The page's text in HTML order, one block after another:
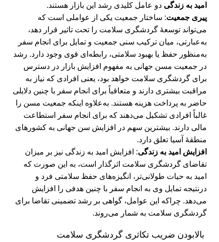
امید به زندگی دو عامل کلیدی رشد این بازار هستند.
پیری جمعیت: ساختار جمعیت یکی از عواملی است که
می‌تواند توسعۀ گردشگری سلامت را تحت تاثیر قرار دهد،
به‌عبارتی، میان ترکیب سنی جمعیت و تمایل برای انجام سفر
به‌منظور حفظ یا بهبود سلامتی، رابطه‌ای قوی وجود دارد. رشد
در جمعیت مسن جهانی به مفهوم افزایش بازار در دسترس
برای گردشگری سلامت خواهد بود، یعنی افرادی که نیاز به
مراقبت بیشتری دارند و متعاقباً برای انجام سفر با چنین دلایلی
حاضر به پرداخت هزینه هستند. به‌علاوه اینکه جمعیت مسن را
غالباً افرادی تشکیل می‌دهند که برای انجام سفر استطاعت
مالی دارند. بیشترین سهم در افزایش سن جهانی به کشورهای
منطقۀ آسیا تعلق دارد.
افزایش امید به زندگی: افزایش امید به زندگی نیز بر میزان
تقاضای گردشگری سلامت اثرگذار است، به این صورت که
امید به حیات طولانی‌تر، انگیزه‌های حفظ سلامتی فرد و
درنتیجه تمایل وی به انجام سفر با چنین هدفی را افزایش
می‌دهد. چراکه این عوامل، گواهی بر رشد تضمینی تقاضا برای
گردشگری سلامت به شمار می‌روند.
بالابودن ضریب تکاثری گردشگری سلامت